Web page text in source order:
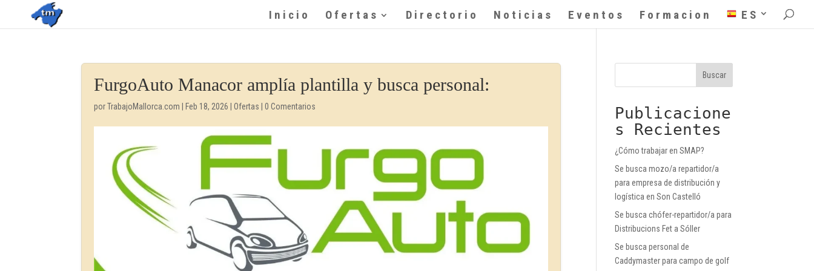
Inicio Ofertas Directorio Noticias Eventos Formacion ES
FurgoAuto Manacor amplía plantilla y busca personal:
porTrabajoMallorca.com Feb 18, 2026 |Ofertas |0 Comentarios
Buscar
Publicacione
s Recientes
¿Cómo trabajar en SMAP?
Se busca mozo/a repartidor/a
para empresa de distribución y
logística en Son Castelló
Se busca chófer-repartidor/a para
Distribucions Fet a Sóller
Se busca personal de
Caddymaster para campo de golf